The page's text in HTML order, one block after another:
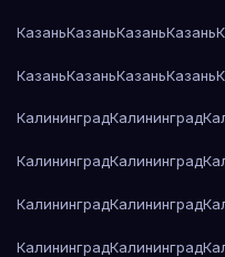
КазаньКазаньКазаньКазань
КазаньКазаньКазаньКазань
КалининградКалининград
КалининградКалининград
КалининградКалининград
КалининградКалининград